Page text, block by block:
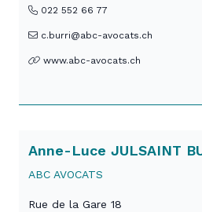
022 552 66 77
c.burri@abc-avocats.ch
www.abc-avocats.ch
Anne-Luce JULSAINT
ABC AVOCATS
Rue de la Gare 18